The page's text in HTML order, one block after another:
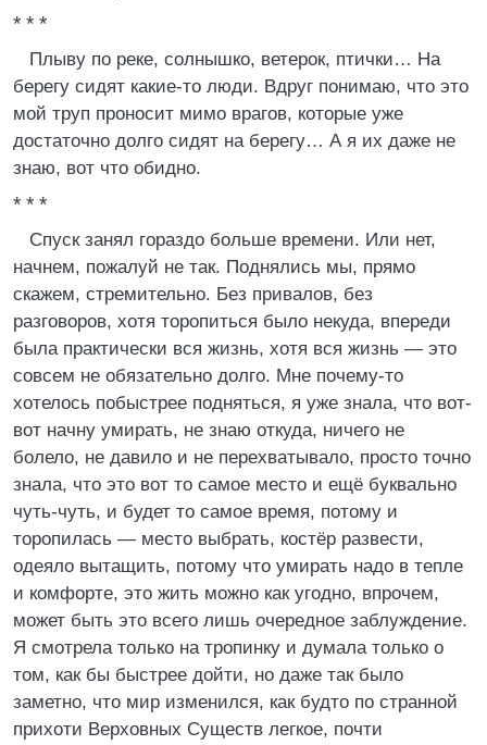
* * *
Плыву по реке, солнышко, ветерок, птички… На
берегу сидят какие-то люди. Вдруг понимаю, что это
мой труп проносит мимо врагов, которые уже
достаточно долго сидят на берегу… А я их даже не
знаю, вот что обидно.
* * *
Спуск занял гораздо больше времени. Или нет,
начнем, пожалуй не так. Поднялись мы, прямо
скажем, стремительно. Без привалов, без
разговоров, хотя торопиться было некуда, впереди
была практически вся жизнь, хотя вся жизнь — это
совсем не обязательно долго. Мне почему-то
хотелось побыстрее подняться, я уже знала, что вот-
вот начну умирать, не знаю откуда, ничего не
болело, не давило и не перехватывало, просто точно
знала, что это вот то самое место и ещё буквально
чуть-чуть, и будет то самое время, потому и
торопилась — место выбрать, костёр развести,
одеяло вытащить, потому что умирать надо в тепле
и комфорте, это жить можно как угодно, впрочем,
может быть это всего лишь очередное заблуждение.
Я смотрела только на тропинку и думала только о
том, как бы быстрее дойти, но даже так было
заметно, что мир изменился, как будто по странной
прихоти Верховных Существ легкое, почти